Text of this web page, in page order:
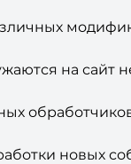
на сайт
новых